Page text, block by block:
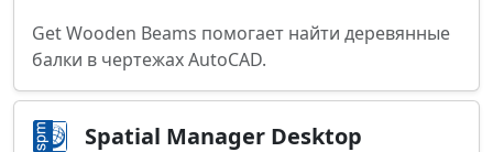
Get Wooden Beams помогает найти деревянные
балки в чертежах AutoCAD.
Spatial Manager Desktop